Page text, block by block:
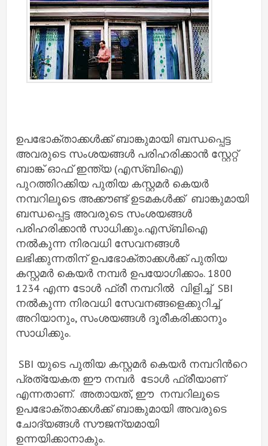
ഉപഭോക്താക്കൾക്ക് ബാങ്കുമായി ബന്ധപ്പെട്ട
അവരുടെ സംശയങ്ങള്‍ പരിഹരിക്കാന്‍ സ്റ്റേറ്റ്
ബാങ്ക് ഓഫ് ഇന്ത്യ (എസ്‌ബി‌ഐ)
പുറത്തിറക്കിയ പുതിയ കസ്റ്റമർ കെയർ
നമ്പറിലൂടെ അക്കൗണ്ട് ഉടമകൾക്ക് ബാങ്കുമായി
ബന്ധപ്പെട്ട അവരുടെ സംശയങ്ങള്‍
പരിഹരിക്കാന്‍ സാധിക്കും.എസ്ബിഐ
നൽകുന്ന നിരവധി സേവനങ്ങൾ
ലഭിക്കുന്നതിന് ഉപഭോക്താക്കൾക്ക് പുതിയ
കസ്റ്റമർ കെയർ നമ്പർ ഉപയോഗിക്കാം. 1800
1234 എന്ന ടോൾ ഫ്രീ നമ്പറിൽ വിളിച്ച് SBI
നല്‍കുന്ന നിരവധി സേവനങ്ങളെക്കുറിച്ച്
അറിയാനും, സംശയങ്ങള്‍ ദൂരീകരിക്കാനും
സാധിക്കും.
SBI യുടെ പുതിയ കസ്റ്റമർ കെയർ നമ്പറിന്‍റെ
പ്രത്യേകത ഈ നമ്പര്‍ ടോൾ ഫ്രീയാണ്
എന്നതാണ്. അതായത്, ഈ നമ്പറിലൂടെ
ഉപഭോക്താക്കൾക്ക് ബാങ്കുമായി അവരുടെ
ചോദ്യങ്ങൾ സൗജന്യമായി
ഉന്നയിക്കാനാകും.